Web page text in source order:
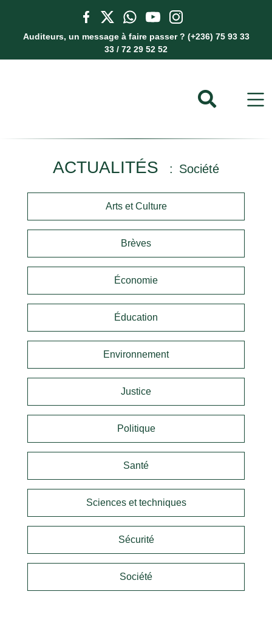
Auditeurs, un message à faire passer ? (+236) 75 93 33
33 / 72 29 52 52
ACTUALITÉS Société
Arts et Culture
Brèves
Économie
Éducation
Environnement
Justice
Politique
Santé
Sciences et techniques
Sécurité
Société